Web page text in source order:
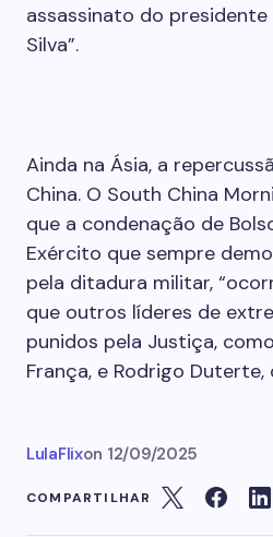
assassinato do presidente
Silva”.
Ainda na Ásia, a
China. O South China
que a condenação de
Exército que sempre
pela ditadura militar,
que outros líderes de
punidos pela Justiça,
França, e Rodrigo Duterte,
LulaFlixon 12/09/2025
COMPARTILHAR